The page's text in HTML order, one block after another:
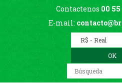
Contactenos 00 55
E-mail: